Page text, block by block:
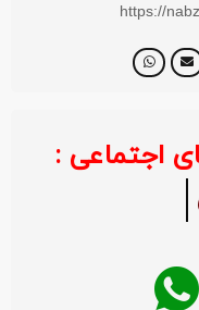
https://
اجتماعی :